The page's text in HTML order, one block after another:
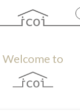
Welcome to